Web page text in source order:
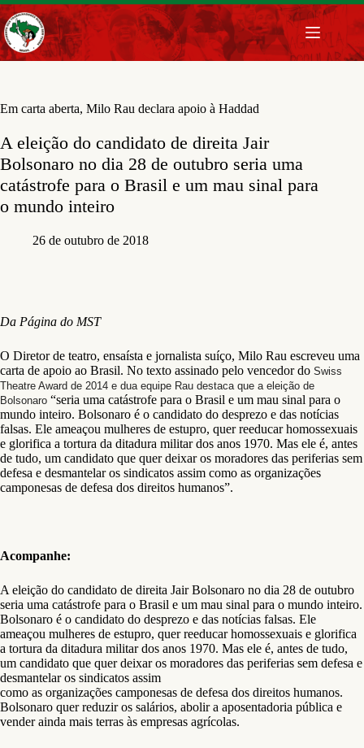
Pular
para
o
conteúdo
Em carta aberta, Milo Rau declara apoio à Haddad
A eleição do candidato de direita Jair
Bolsonaro no dia 28 de outubro seria uma
catástrofe para o Brasil e um mau sinal para
o mundo inteiro
26 de outubro de 2018
Da Página do MST
O Diretor de teatro, ensaísta e jornalista suíço, Milo Rau escreveu uma
carta de apoio ao Brasil. No texto assinado pelo vencedor do Swiss
Theatre Award de 2014 e dua equipe Rau destaca que a eleição de
Bolsonaro “seria uma catástrofe para o Brasil e um mau sinal para o
mundo inteiro. Bolsonaro é o candidato do desprezo e das notícias
falsas. Ele ameaçou mulheres de estupro, quer reeducar homossexuais
e glorifica a tortura da ditadura militar dos anos 1970. Mas ele é, antes
de tudo, um candidato que quer deixar os moradores das periferias sem
defesa e desmantelar os sindicatos assim como as organizações
camponesas de defesa dos direitos humanos”.
Acompanhe:
A eleição do candidato de direita Jair Bolsonaro no dia 28 de outubro
seria uma catástrofe para o Brasil e um mau sinal para o mundo inteiro.
Bolsonaro é o candidato do desprezo e das notícias falsas. Ele
ameaçou mulheres de estupro, quer reeducar homossexuais e glorifica
a tortura da ditadura militar dos anos 1970. Mas ele é, antes de tudo,
um candidato que quer deixar os moradores das periferias sem defesa e
desmantelar os sindicatos assim
como as organizações camponesas de defesa dos direitos humanos.
Bolsonaro quer reduzir os salários, abolir a aposentadoria pública e
vender ainda mais terras às empresas agrícolas.